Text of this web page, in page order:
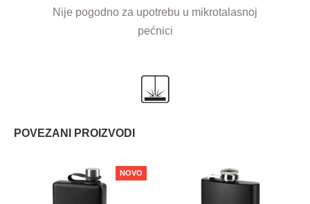
Nije pogodno za upotrebu u mikrotalasnoj
pećnici
POVEZANI PROIZVODI
NOVO